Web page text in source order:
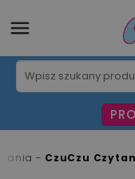
CzuCzu